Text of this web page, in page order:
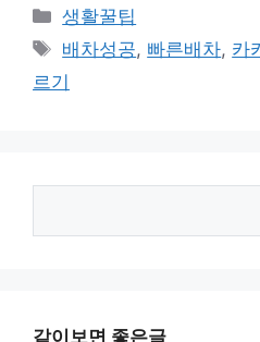
카
테
리
생활꿀팁
태
그
배차성공, 빠른배차, 카
르기
같이보면 좋은글